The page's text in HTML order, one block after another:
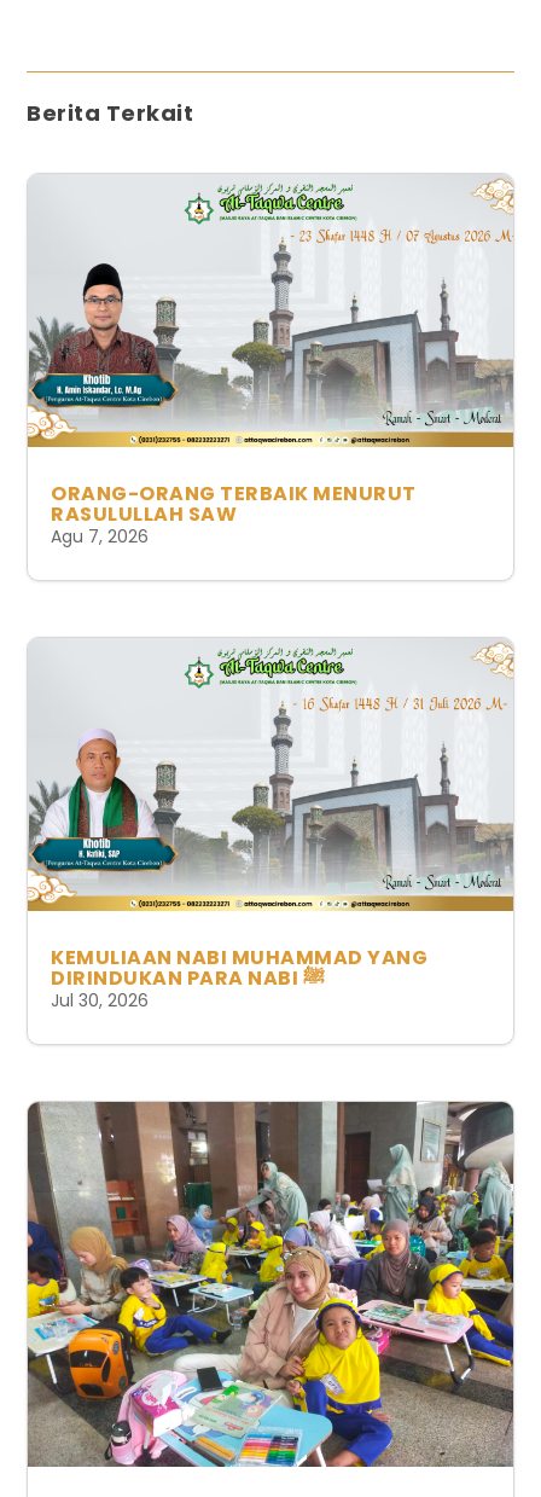
Berita Terkait
ORANG-ORANG TERBAIK MENURUT
RASULULLAH SAW
Agu 7, 2026
KEMULIAAN NABI MUHAMMAD YANG
DIRINDUKAN PARA NABI ﷺ
Jul 30, 2026